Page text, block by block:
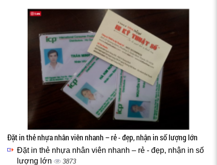
Đặt in thẻ nhựa nhân viên nhanh – rẻ - đẹp, nhận in số lượng lớn
Đặt in thẻ nhựa nhân viên nhanh – rẻ - đẹp, nhận in số
lượng lớn
3873